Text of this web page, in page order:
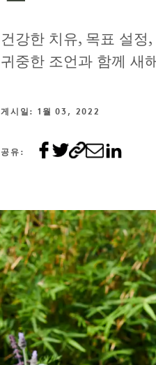
건강한 치유, 목표 설정
귀중한 조언과 함께 새
게시일: 1월 03, 2022
공유: